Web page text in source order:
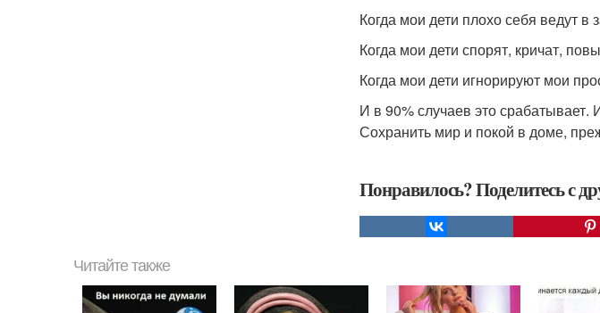
Когда мои дети плохо себя ведут в
Когда мои дети спорят, кричат,
Когда мои дети игнорируют мои
И в 90% случаев это срабатывает.
Сохранить мир и покой в доме,
Понравилось? Поделитесь с
Читайте также